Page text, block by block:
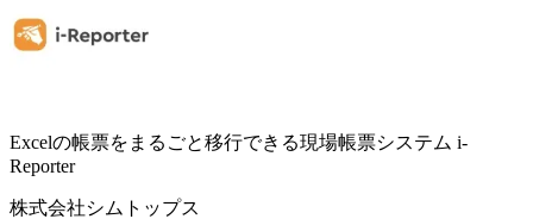
Excelの帳票をまるごと移行できる現場帳票システム i-
Reporter
株式会社シムトップス